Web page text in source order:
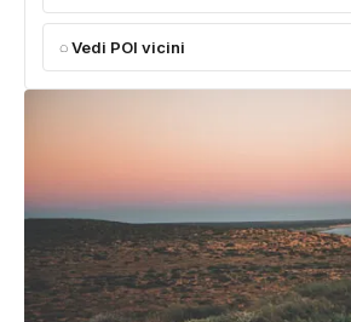
Vedi POI vicini